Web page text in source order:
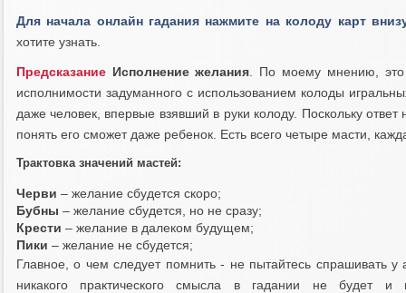
Для начала онлайн гадания нажмите на колоду карт
хотите узнать.
Предсказание Исполнение желания . По моему мнению, это
исполнимости задуманного с использованием колоды
даже человек, впервые взявший в руки колоду. Поскольку
понять его сможет даже ребенок. Есть всего четыре масти,
Трактовка значений мастей:
Черви – желание сбудется скоро;
Бубны – желание сбудется, но не сразу;
Крести – желание в далеком будущем;
Пики – желание не сбудется;
Главное, о чем следует помнить - не пытайтесь спрашивать
никакого практического смысла в гадании не будет